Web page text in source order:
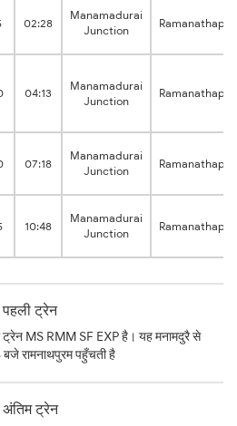
02:28
Manamadurai
Junction
04:13
Manamadurai
Junction
07:18
Manamadurai
Junction
10:48
Manamadurai
Junction
ट्रेन
ट्रेन MS RMM SF EXP है। यह मनामदुरै से
रामनाथपुरम पहुँचती है
अंतिम ट्रेन